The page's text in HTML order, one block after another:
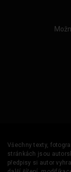
Všechny texty,
stránkách jsou
předpisy si autor